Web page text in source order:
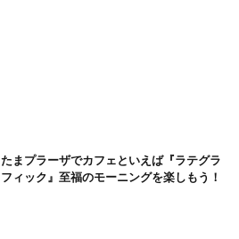
たまプラーザでカフェといえば『ラテグラ
フィック』至福のモーニングを楽しもう！